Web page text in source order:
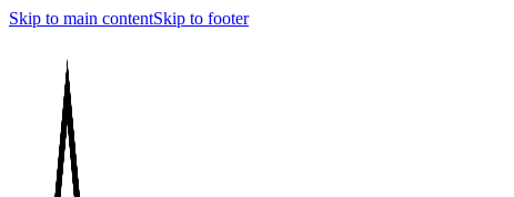
Skip to main contentSkip to footer